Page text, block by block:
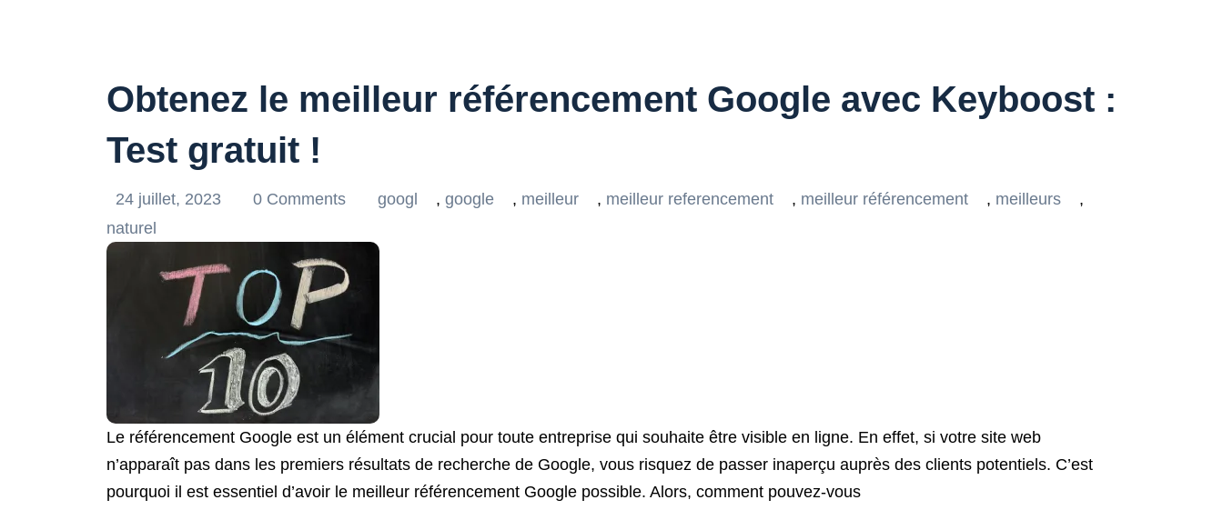
Obtenez le meilleur référencement Google avec Keyboost :
Test gratuit !
24 juillet, 2023 0 Comments googl , google , meilleur , meilleur referencement , meilleur référencement , meilleurs
,
naturel
Le référencement Google est un élément crucial pour toute entreprise qui souhaite être visible en ligne. En effet, si votre site web
n’apparaît pas dans les premiers résultats de recherche de Google, vous risquez de passer inaperçu auprès des clients potentiels. C’est
pourquoi il est essentiel d’avoir le meilleur référencement Google possible. Alors, comment pouvez-vous